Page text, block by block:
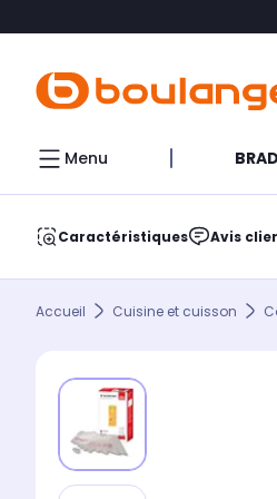
Menu
Caractéristiques Avis
Accueil Cuisine et cuisson